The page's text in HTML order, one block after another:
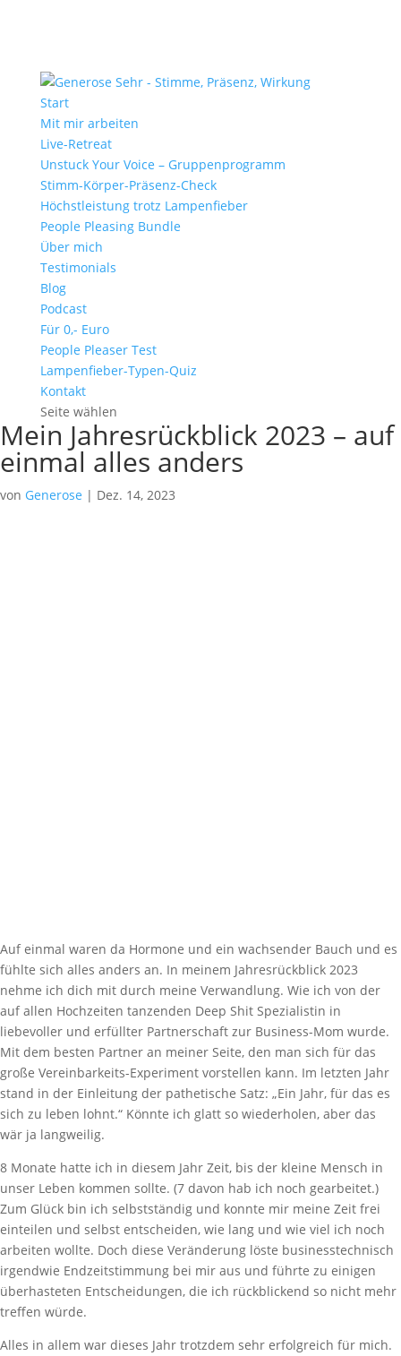
Start
Mit mir arbeiten
Live-Retreat
Unstuck Your Voice – Gruppenprogramm
Stimm-Körper-Präsenz-Check
Höchstleistung trotz Lampenfieber
People Pleasing Bundle
Über mich
Testimonials
Blog
Podcast
Für 0,- Euro
People Pleaser Test
Lampenfieber-Typen-Quiz
Kontakt
Seite wählen
Mein Jahresrückblick 2023 – auf
einmal alles anders
von Generose | Dez. 14, 2023
Auf einmal waren da Hormone und ein wachsender Bauch und es
fühlte sich alles anders an. In meinem Jahresrückblick 2023
nehme ich dich mit durch meine Verwandlung. Wie ich von der
auf allen Hochzeiten tanzenden Deep Shit Spezialistin in
liebevoller und erfüllter Partnerschaft zur Business-Mom wurde.
Mit dem besten Partner an meiner Seite, den man sich für das
große Vereinbarkeits-Experiment vorstellen kann. Im letzten Jahr
stand in der Einleitung der pathetische Satz: „Ein Jahr, für das es
sich zu leben lohnt.“ Könnte ich glatt so wiederholen, aber das
wär ja langweilig.
8 Monate hatte ich in diesem Jahr Zeit, bis der kleine Mensch in
unser Leben kommen sollte. (7 davon hab ich noch gearbeitet.)
Zum Glück bin ich selbstständig und konnte mir meine Zeit frei
einteilen und selbst entscheiden, wie lang und wie viel ich noch
arbeiten wollte. Doch diese Veränderung löste businesstechnisch
irgendwie Endzeitstimmung bei mir aus und führte zu einigen
überhasteten Entscheidungen, die ich rückblickend so nicht mehr
treffen würde.
Alles in allem war dieses Jahr trotzdem sehr erfolgreich für mich.